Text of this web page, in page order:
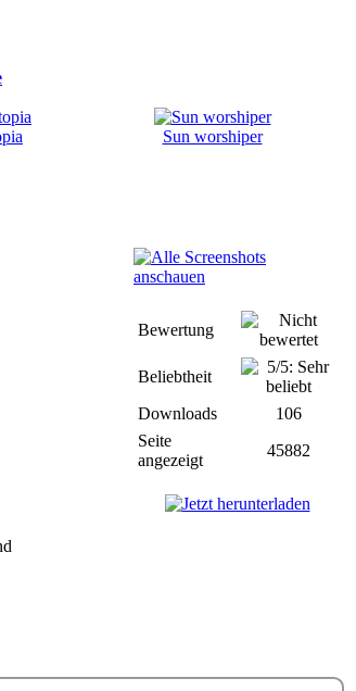
Sun worshiper
Bewertung
Beliebtheit
Downloads
106
Seite
angezeigt
45882